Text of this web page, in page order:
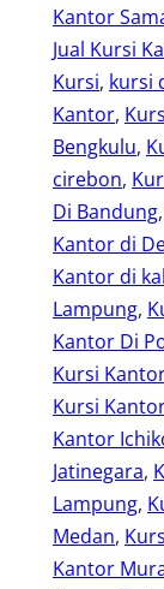
Kantor
Jual Kursi
Kursi, kursi
Kantor,
Bengkulu,
cirebon,
Di Bandung,
Kantor di
Kantor di
Lampung,
Kantor Di
Kursi
Kursi
Kantor
Jatinegara,
Lampung,
Medan,
Kantor